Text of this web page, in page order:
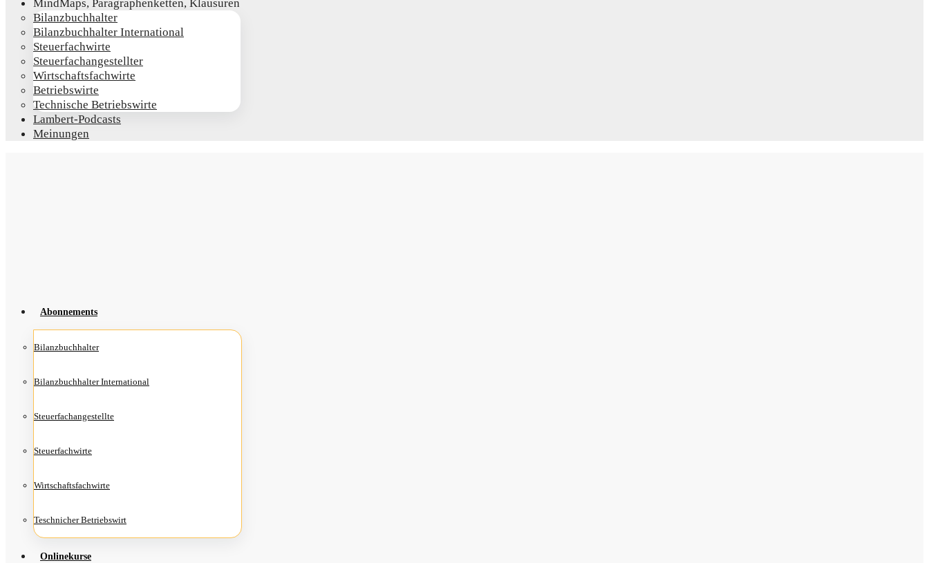
Mind­Maps, Para­gra­phen­ket­ten, Klausuren
Bilanz­buch­hal­ter
Bilanz­buch­hal­ter International
Steu­er­fach­wir­te
Steu­er­fach­an­ge­stell­ter
Wirt­schafts­fach­wir­te
Betriebs­wir­te
Tech­ni­sche Betriebswirte
Lam­­bert-Pod­­casts
Mei­nun­gen
Abon­ne­ments
Bilanz­buch­hal­ter
Bilanz­buch­hal­ter International
Steu­er­fach­an­ge­stell­te
Steu­er­fach­wir­te
Wirt­schafts­fach­wir­te
Teschni­cher Betriebswirt
Online­kur­se